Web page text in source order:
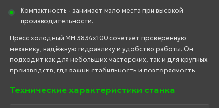
Компактность - занимает мало места при высокой
производительности.
Пресс холодный MH 3834х100 сочетает проверенную
механику, надёжную гидравлику и удобство работы. Он
подходит как для небольших мастерских, так и для крупных
производств, где важны стабильность и повторяемость.
Технические характеристики станка